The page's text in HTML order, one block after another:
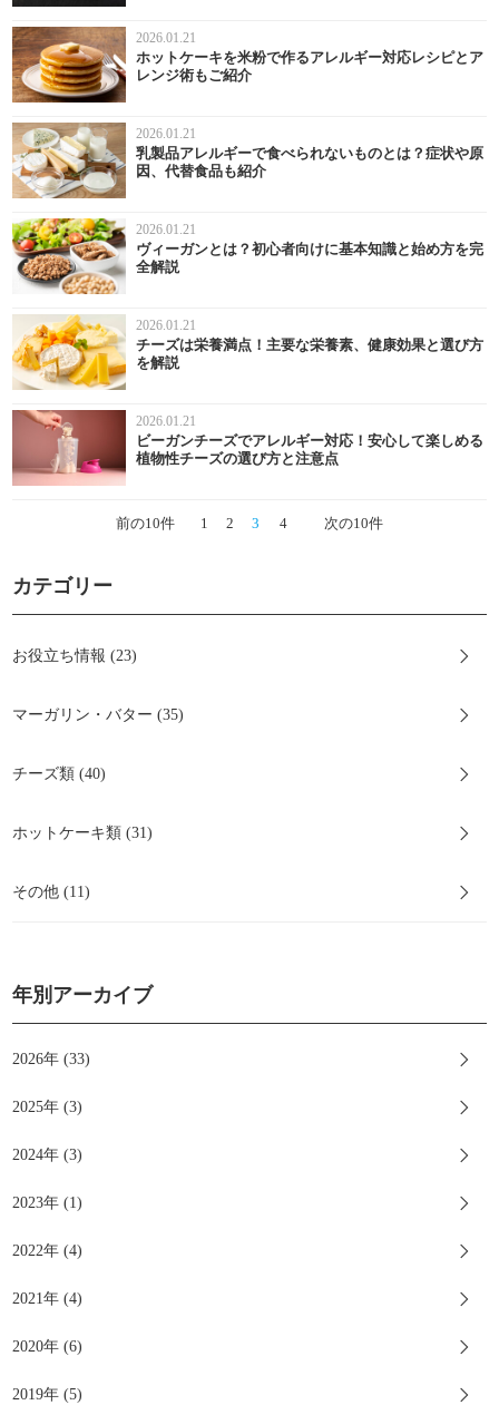
2026.01.21
ホットケーキを米粉で作るアレルギー対応レシピとア
レンジ術もご紹介
2026.01.21
乳製品アレルギーで食べられないものとは？症状や原
因、代替食品も紹介
2026.01.21
ヴィーガンとは？初心者向けに基本知識と始め方を完
全解説
2026.01.21
チーズは栄養満点！主要な栄養素、健康効果と選び方
を解説
2026.01.21
ビーガンチーズでアレルギー対応！安心して楽しめる
植物性チーズの選び方と注意点
前の10件 1 2 3 4 次の10件
カテゴリー
お役立ち情報 (23)
マーガリン・バター (35)
チーズ類 (40)
ホットケーキ類 (31)
その他 (11)
年別アーカイブ
2026年 (33)
2025年 (3)
2024年 (3)
2023年 (1)
2022年 (4)
2021年 (4)
2020年 (6)
2019年 (5)